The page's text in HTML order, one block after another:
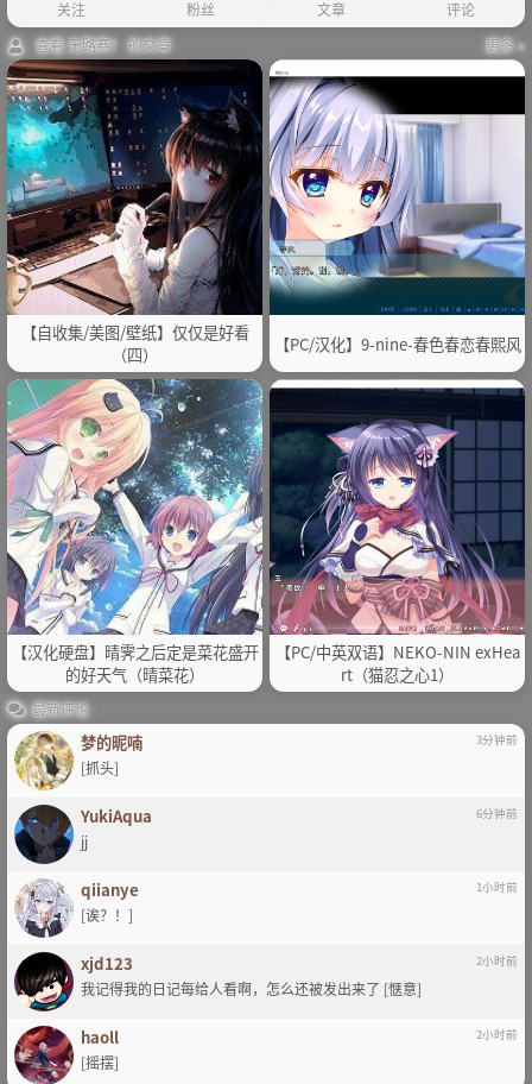
关注
粉丝
文章
评论
查看 无路赛！ 的文章
更多 »
【自收集/美图/壁纸】仅仅是好看
（四）
【PC/汉化】9-nine-春色春恋春熙风
【汉化硬盘】晴霁之后定是菜花盛开
的好天气（晴菜花）
【PC/中英双语】NEKO-NIN exHea
rt（猫忍之心1）
最新评论
梦的昵喃 3分钟前
[抓头]
YukiAqua 6分钟前
jj
qiianye 1小时前
[诶？！]
xjd123 2小时前
我记得我的日记每给人看啊，怎么还被发出来了 [惬意]
haoll 2小时前
[摇摆]